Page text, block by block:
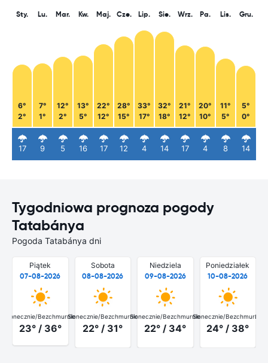
Sty.
6°
2°
17
Lu.
7°
1°
9
Mar.
12°
2°
5
Kw.
13°
5°
16
Maj.
22°
12°
17
Cze.
28°
15°
12
Lip.
33°
17°
4
Sie.
32°
18°
14
Wrz.
21°
12°
17
Pa.
20°
10°
4
Lis.
11°
5°
8
Gru.
5°
0°
14
Tygodniowa prognoza pogody
Tatabánya
Pogoda Tatabánya dni
Piątek
07-08-2026
Słonecznie/Bezchmurnie
23° / 36°
Sobota
08-08-2026
Słonecznie/Bezchmurnie
22° / 31°
Niedziela
09-08-2026
Słonecznie/Bezchmurnie
22° / 34°
Poniedziałek
10-08-2026
Słonecznie/Bezchmurnie
24° / 38°